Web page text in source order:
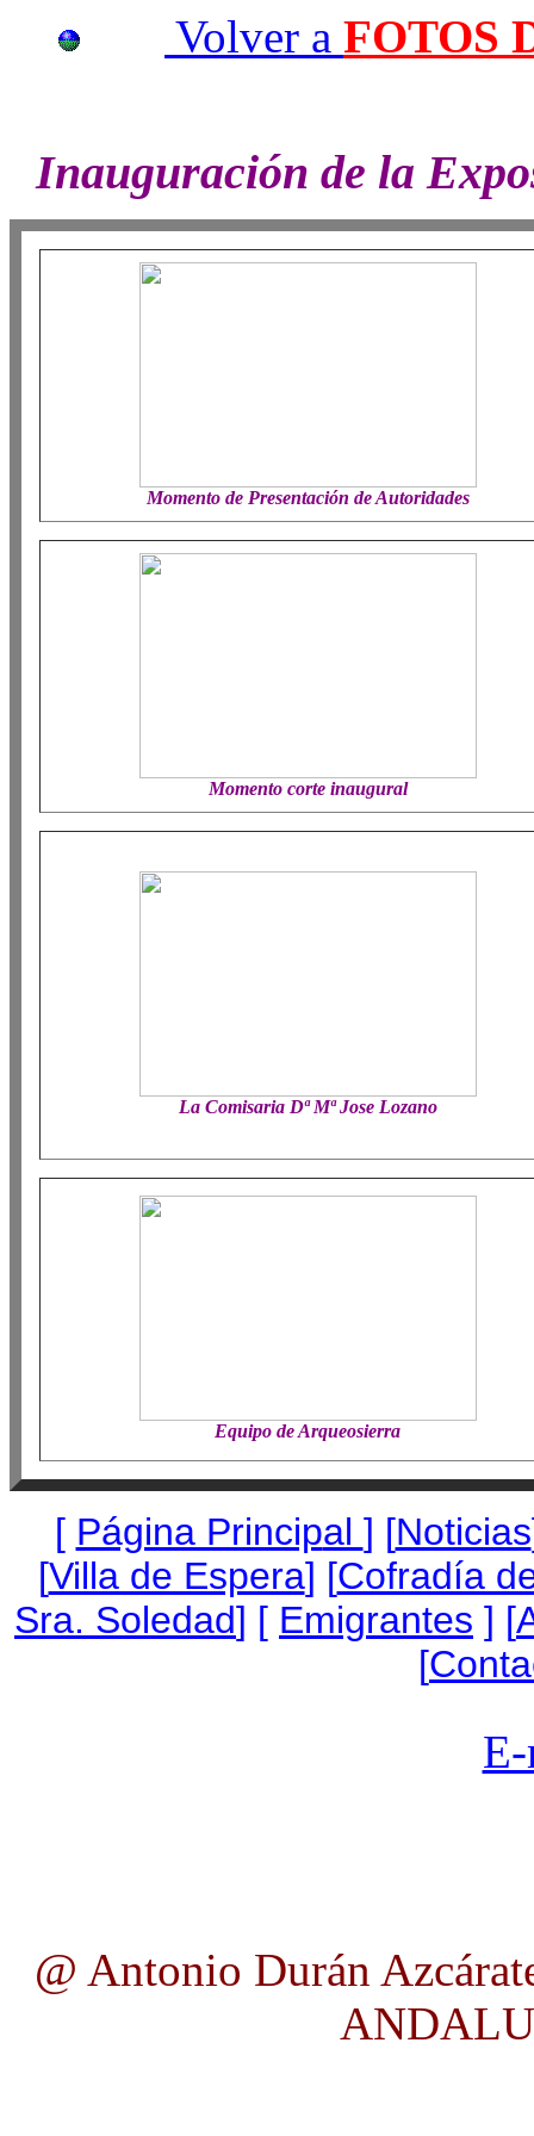
Volver a FOTOS
Inauguración de la
Momento de Presentación de Autoridades
Momento corte inaugural
La Comisaria Dª Mª Jose Lozano
Equipo de Arqueosierra
[ Página Principal ] [Noticias
[Villa de Espera] [Cofradía
Sra. Soledad] [ Emigrantes ] [
[
@ Antonio Durán